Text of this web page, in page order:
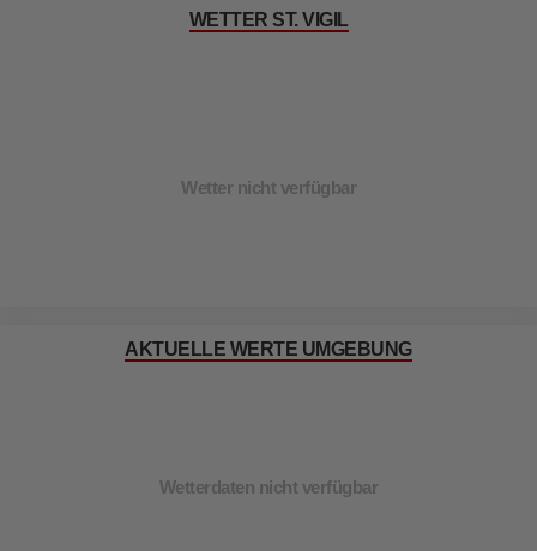
WETTER ST. VIGIL
Wetter nicht verfügbar
AKTUELLE WERTE UMGEBUNG
Wetterdaten nicht verfügbar